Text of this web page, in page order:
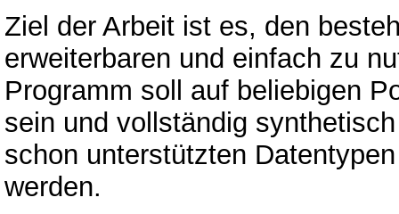
Ziel der Arbeit ist es, den
erweiterbaren und einfach zu
Programm soll auf beliebigen
sein und vollständig
schon unterstützten
werden.